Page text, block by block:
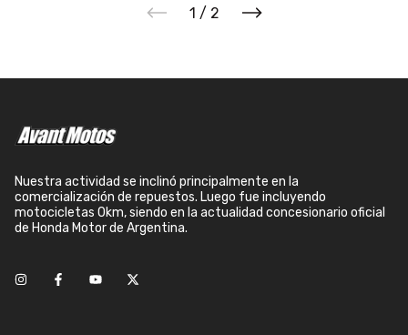
1 / 2
Nuestra actividad se inclinó principalmente en la
comercialización de repuestos. Luego fue incluyendo
motocicletas 0km, siendo en la actualidad concesionario oficial
de Honda Motor de Argentina.